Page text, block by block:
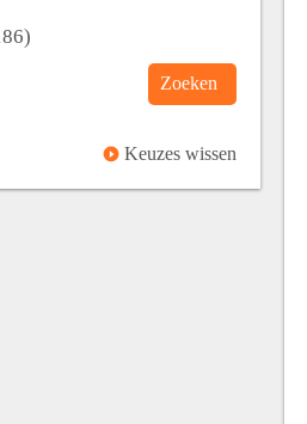
Zoeken
Keuzes wissen